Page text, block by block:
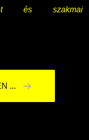
és szakmai
...